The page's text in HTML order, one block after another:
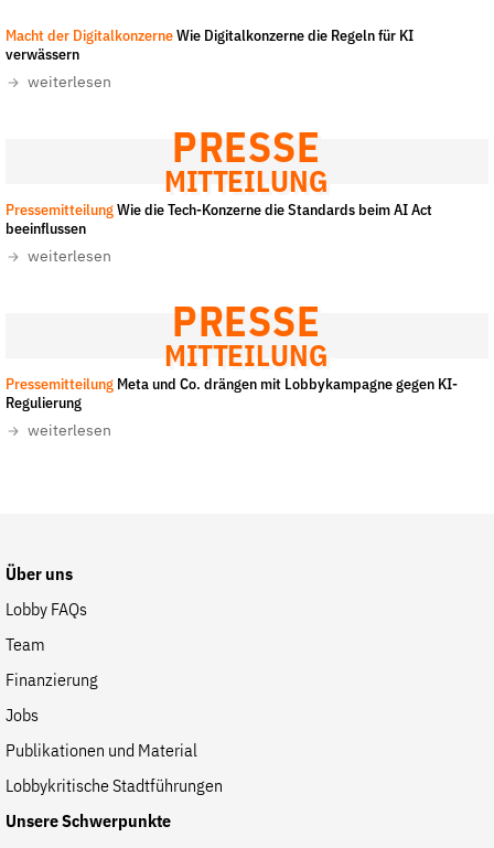
Appelle unterzeichnen
Kontakt
Suche
Macht der Digitalkonzerne Wie Digitalkonzerne die Regeln für KI
verwässern
weiterlesen
PRESSE
MITTEILUNG
Pressemitteilung Wie die Tech-Konzerne die Standards beim AI Act
beeinflussen
weiterlesen
PRESSE
MITTEILUNG
Pressemitteilung Meta und Co. drängen mit Lobbykampagne gegen KI-
Regulierung
weiterlesen
Über uns
Lobby FAQs
Team
Finanzierung
Jobs
Publikationen und Material
Lobbykritische Stadtführungen
Unsere Schwerpunkte